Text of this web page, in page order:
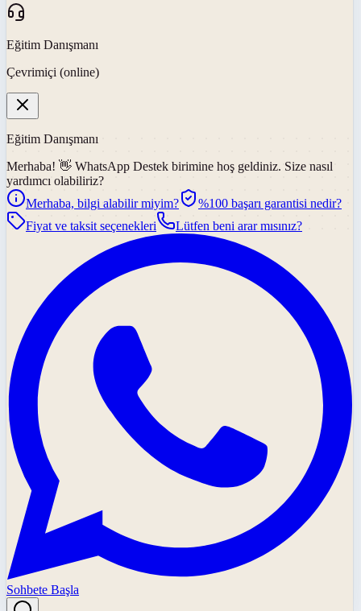
Eğitim Danışmanı
Çevrimiçi (online)
Eğitim Danışmanı
Merhaba! 👋 WhatsApp Destek birimine hoş geldiniz. Size nasıl
yardımcı olabiliriz?
Merhaba, bilgi alabilir miyim?
%100 başarı garantisi nedir?
Fiyat ve taksit seçenekleri
Lütfen beni arar mısınız?
Sohbete Başla